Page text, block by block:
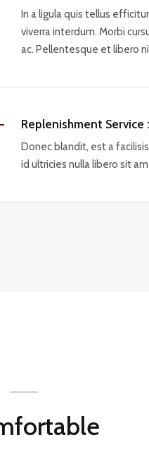
In a ligula quis tellus
viverra interdum. Morbi
ac. Pellentesque et libero
Replenishment Service
Donec blandit, est a
id ultricies nulla libero sit